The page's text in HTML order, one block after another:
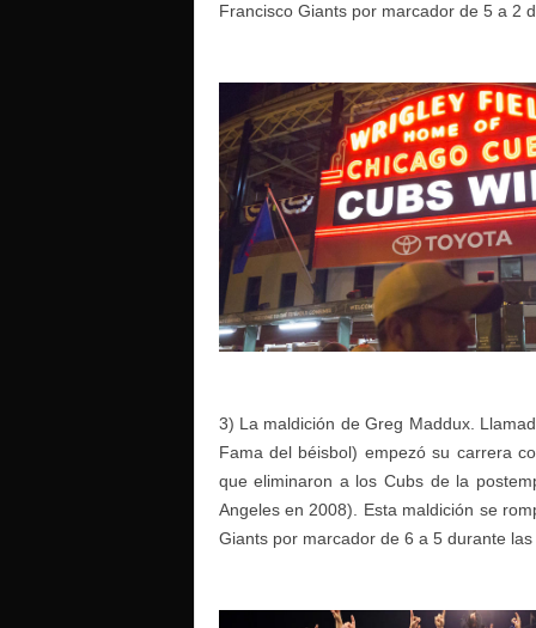
Francisco Giants por marcador de 5 a 2
3) La maldición de Greg Maddux.
Fama del béisbol) empezó su carrera
que eliminaron a los Cubs de la
Angeles en 2008). Esta maldición se
Giants por marcador de 6 a 5 durante las